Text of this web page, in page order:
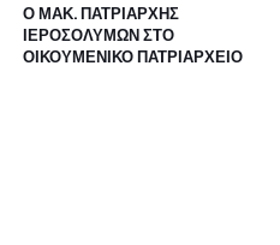
Ο ΜΑΚ. ΠΑΤΡΙΑΡΧΗΣ
ΙΕΡΟΣΟΛΥΜΩΝ ΣΤΟ
ΟΙΚΟΥΜΕΝΙΚΟ ΠΑΤΡΙΑΡΧΕΙΟ